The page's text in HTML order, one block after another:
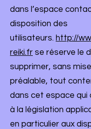
dans l’espace
disposition des
utilisateurs. http://
reiki.fr se réserve le
supprimer, sans
préalable, tout
dans cet espace qui
à la législation
en particulier aux